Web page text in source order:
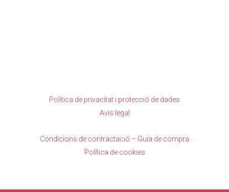
Política de privacitat i protecció de dades
Avís legal
Condicions de contractació – Guia de compra
Política de cookies